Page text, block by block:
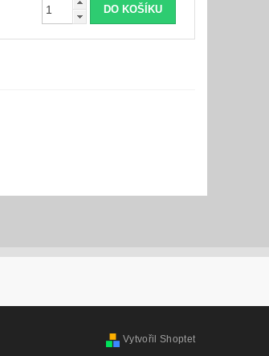
Vytvořil Shoptet